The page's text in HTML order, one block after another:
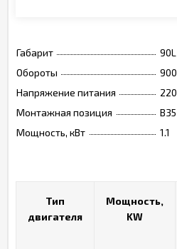
Габарит
90L
Обороты
900
Напряжение питания
Монтажная позиция
B35
Мощность, кВт
1.1
Тип
двигателя
Мощность,
KW
Тип
двигателя
Мощность,
KW